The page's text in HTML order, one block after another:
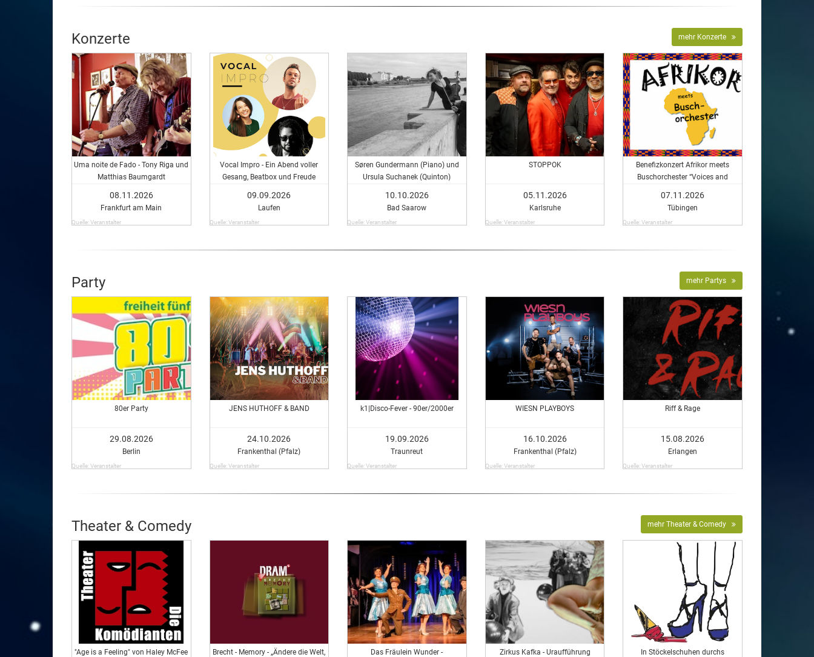
Konzerte mehr Konzerte
Uma noite de Fado - Tony Riga und
Matthias Baumgardt
08.11.2026
Frankfurt am Main
Quelle: Veranstalter
Vocal Impro - Ein Abend voller
Gesang, Beatbox und Freude
09.09.2026
Laufen
Quelle: Veranstalter
Søren Gundermann (Piano) und
Ursula Suchanek (Quinton)
10.10.2026
Bad Saarow
Quelle: Veranstalter
STOPPOK
05.11.2026
Karlsruhe
Quelle: Veranstalter
Benefizkonzert Afrikor meets
Buschorchester “Voices and
07.11.2026
Tübingen
Quelle: Veranstalter
Party mehr Partys
80er Party
29.08.2026
Berlin
Quelle: Veranstalter
JENS HUTHOFF & BAND
24.10.2026
Frankenthal (Pfalz)
Quelle: Veranstalter
k1|Disco-Fever - 90er/2000er
19.09.2026
Traunreut
Quelle: Veranstalter
WIESN PLAYBOYS
16.10.2026
Frankenthal (Pfalz)
Quelle: Veranstalter
Riff & Rage
15.08.2026
Erlangen
Quelle: Veranstalter
Theater & Comedy mehr Theater & Comedy
"Age is a Feeling" von Haley McFee
Brecht - Memory - „Ändere die Welt,
Das Fräulein Wunder -
Zirkus Kafka - Uraufführung
In Stöckelschuhen durchs